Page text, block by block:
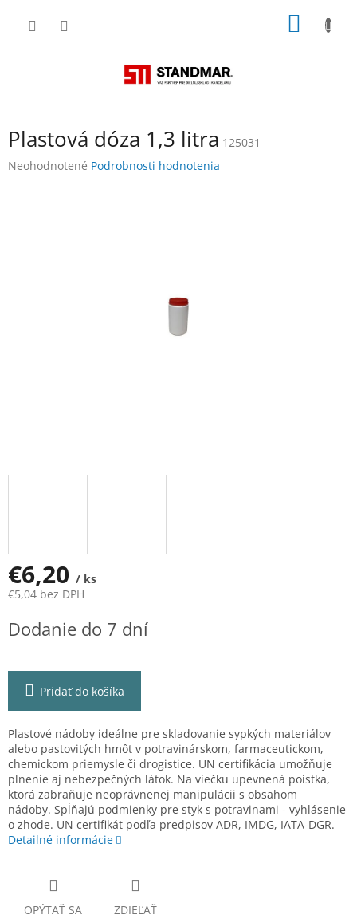
Plastová dóza 1,3 litra 125031
Priemerné
Neohodnotené Podrobnosti hodnotenia
€6,20 / ks
€5,04 bez DPH
cena:
Dodanie do 7 dní
Pridať do košíka
Plastové nádoby ideálne pre skladovanie sypkých materiálov
alebo pastovitých hmôt v potravinárskom, farmaceutickom,
chemickom priemysle či drogistice. UN certifikácia umožňuje
plnenie aj nebezpečných látok. Na viečku upevnená poistka,
ktorá zabraňuje neoprávnenej manipulácii s obsahom
nádoby. Spĺňajú podmienky pre styk s potravinami - vyhlásenie
o zhode. UN certifikát podľa predpisov ADR, IMDG, IATA-DGR.
Detailné informácie
OPÝTAŤ SA ZDIEĽAŤ